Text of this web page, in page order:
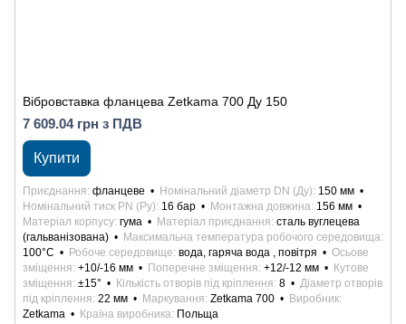
Вібровставка фланцева Zetkama 700 Ду 150
7 609.04 грн з ПДВ
Купити
Приєднання фланцеве Номінальний діаметр DN (Ду) 150 мм
Номінальний тиск PN (Ру) 16 бар Монтажна довжина 156 мм
Матеріал корпусу гума Матеріал приєднання сталь вуглецева
(гальванізована)
Максимальна температура робочого середовища
100°С
Робоче середовище вода, гаряча вода , повітря
Осьове
зміщення +10/-16 мм Поперечне зміщення +12/-12 мм
Кутове
зміщення ±15° Кількість отворів під кріплення 8
Діаметр отворів
під кріплення 22 мм Маркування Zetkama 700
Виробник
Zetkama
Країна виробника Польща